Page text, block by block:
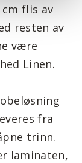
flis av
resten av
være
Linen.
fra
trinn.
laminaten,